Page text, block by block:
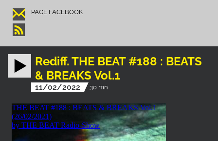
PAGE FACEBOOK
Rediff. THE BEAT #188 : BEATS
& BREAKS Vol.1
11/02/2022 30 mn